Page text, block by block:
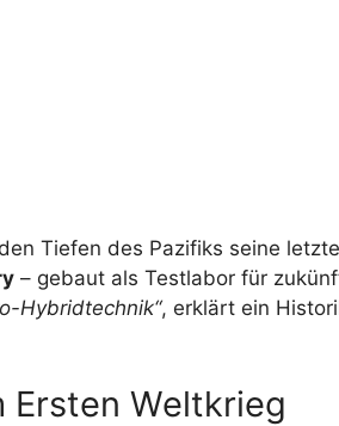
Tiefen des Pazifiks seine
– gebaut als Testlabor für
Hybridtechnik“, erklärt ein
Ersten Weltkrieg